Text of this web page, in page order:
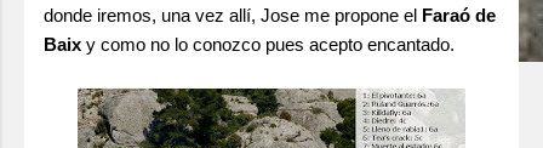
donde iremos, una vez allí, Jose me propone el Faraó de
Baix y como no lo conozco pues acepto encantado.